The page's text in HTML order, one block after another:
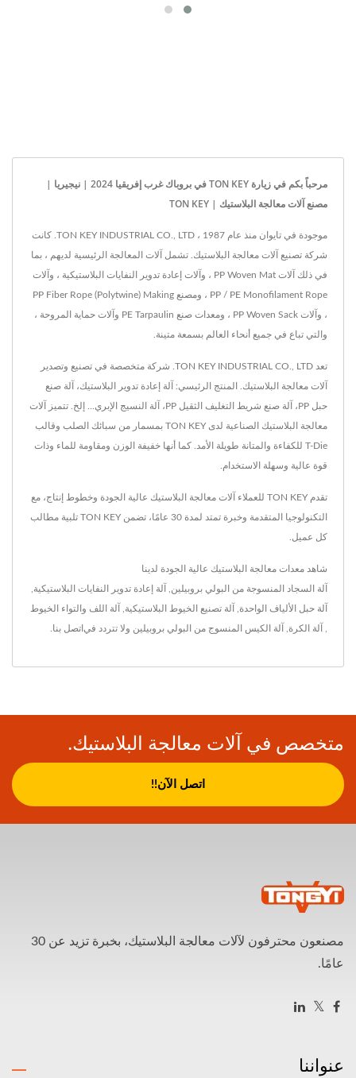
مرحباً بكم في زيارة TON KEY في بروباك غرب إفريقيا 2024 | نيجيريا |
مصنع آلات معالجة البلاستيك | TON KEY
موجودة في تايوان منذ عام 1987 ، TON KEY INDUSTRIAL CO., LTD. كانت
شركة تصنيع آلات معالجة البلاستيك. تشمل آلات المعالجة الرئيسية لديهم ، بما
في ذلك آلات PP Woven Mat ، وآلات إعادة تدوير النفايات البلاستيكية ، وآلات
PP / PE Monofilament Rope ، ومصنع PP Fiber Rope (Polytwine) Making
، وآلات PP Woven Sack ، ومعدات صنع PE Tarpaulin وآلات حماية المروحة ،
والتي تباع في جميع أنحاء العالم بسمعة متينة.
تعد TON KEY INDUSTRIAL CO., LTD. شركة متخصصة في تصنيع وتصدير
آلات معالجة البلاستيك. المنتج الرئيسي: آلة إعادة تدوير البلاستيك، آلة صنع
حبل PP، آلة صنع شريط التغليف الثقيل PP، آلة النسيج الإبري... إلخ. تتميز آلات
معالجة البلاستيك الصناعية لدى TON KEY بمسمار من سبائك الصلب وقالب
T-Die للكفاءة والمتانة طويلة الأمد. كما أنها خفيفة الوزن ومقاومة للماء وذات
قوة عالية وسهلة الاستخدام.
تقدم TON KEY للعملاء آلات معالجة البلاستيك عالية الجودة وخطوط إنتاج، مع
التكنولوجيا المتقدمة وخبرة تمتد لمدة 30 عامًا، تضمن TON KEY تلبية مطالب
كل عميل.
شاهد معدات معالجة البلاستيك عالية الجودة لدينا
آلة السجاد المنسوجة من البولي بروبيلين آلة إعادة تدوير النفايات البلاستيكية
آلة حبل الألياف الواحدة آلة تصنيع الخيوط البلاستيكية آلة اللف والتواء الخيوط
آلة الكرة آلة الكيس المنسوج من البولي بروبيلين ولا تتردد في اتصل بنا
متخصص في آلات معالجة البلاستيك.
اتصل الآن!!
مصنعون محترفون لآلات معالجة البلاستيك، بخبرة تزيد عن 30
عامًا.
عنواننا